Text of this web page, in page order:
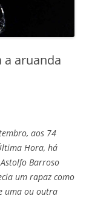
a aruanda
aos 74
Hora, há
Barroso
um rapaz como
uma ou outra